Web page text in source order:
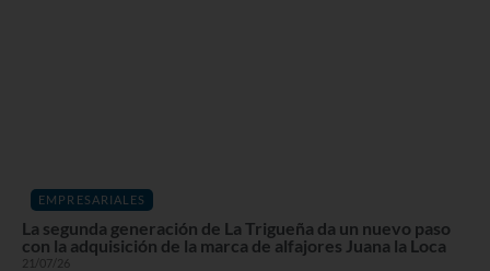
EMPRESARIALES
La segunda generación de La Trigueña da un nuevo paso
con la adquisición de la marca de alfajores Juana la Loca
21/07/26